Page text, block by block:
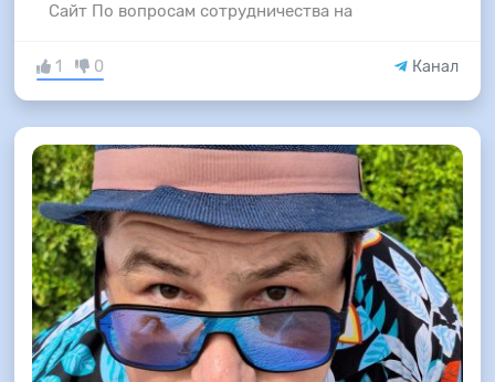
Сайт По вопросам сотрудничества на
1 0 Канал